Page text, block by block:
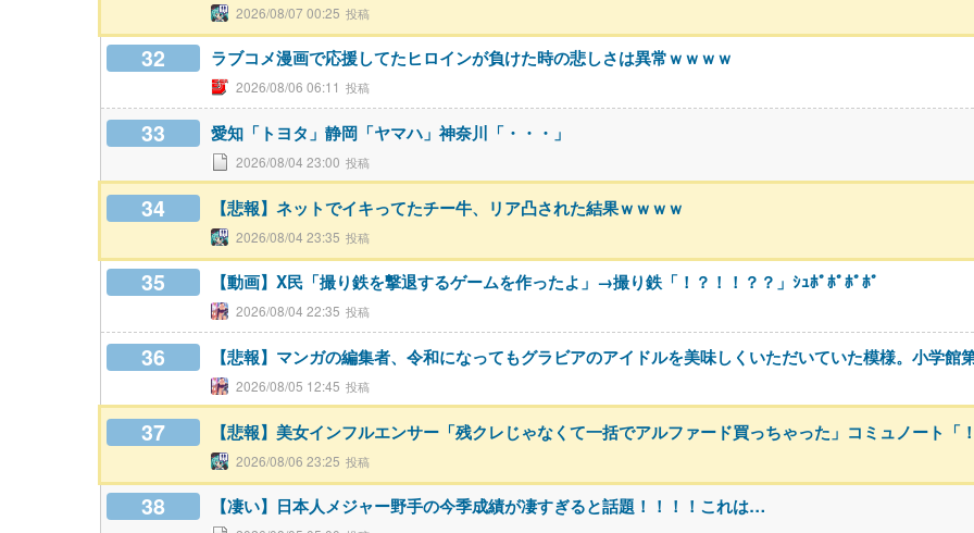
2026/08/07 00:25
32 ラブコメ漫画で応援してたヒロインが負けた時の悲しさは異常ｗｗｗｗ
2026/08/06 06:11
33 愛知「トヨタ」静岡「ヤマハ」神奈川「・・・」
2026/08/04 23:00
34 【悲報】ネットでイキってたチー牛、リア凸された結果ｗｗｗｗ
2026/08/04 23:35
35 【動画】X民「撮り鉄を撃退するゲームを作ったよ」→撮り鉄「！？！！？？」ｼｭﾎﾟﾎﾟﾎﾟﾎﾟ
2026/08/04 22:35
36 【悲報】マンガの編集者、令和になってもグラビアのアイドルを美味しくいただいていた模様。小学館
2026/08/05 12:45
37 【悲報】美女インフルエンサー「残クレじゃなくて一括でアルファード買っちゃった」コミュノート「
2026/08/06 23:25
38 【凄い】日本人メジャー野手の今季成績が凄すぎると話題！！！！これは…